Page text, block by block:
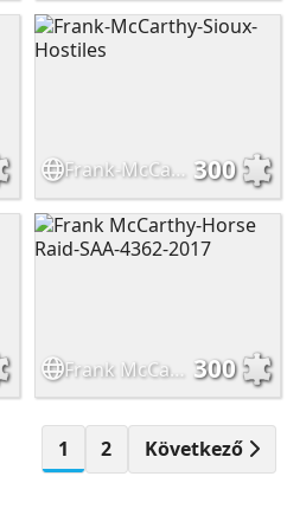
Frank-McCarthy-Sioux-Hostiles 300
Frank McCarthy-Horse Raid-SAA-4362-2017 300
1 2 Következő